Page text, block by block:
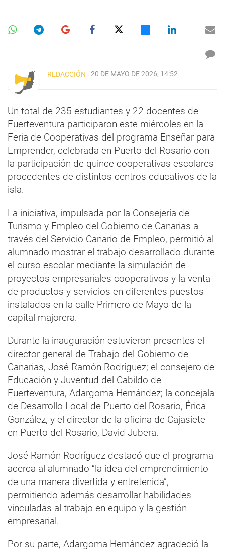
REDACCIÓN 20 DE MAYO DE 2026, 14:52
Un total de 235 estudiantes y 22 docentes de
Fuerteventura participaron este miércoles en la
Feria de Cooperativas del programa Enseñar para
Emprender, celebrada en Puerto del Rosario con
la participación de quince cooperativas escolares
procedentes de distintos centros educativos de la
isla.
La iniciativa, impulsada por la Consejería de
Turismo y Empleo del Gobierno de Canarias a
través del Servicio Canario de Empleo, permitió al
alumnado mostrar el trabajo desarrollado durante
el curso escolar mediante la simulación de
proyectos empresariales cooperativos y la venta
de productos y servicios en diferentes puestos
instalados en la calle Primero de Mayo de la
capital majorera.
Durante la inauguración estuvieron presentes el
director general de Trabajo del Gobierno de
Canarias, José Ramón Rodríguez; el consejero de
Educación y Juventud del Cabildo de
Fuerteventura, Adargoma Hernández; la concejala
de Desarrollo Local de Puerto del Rosario, Érica
González, y el director de la oficina de Cajasiete
en Puerto del Rosario, David Jubera.
José Ramón Rodríguez destacó que el programa
acerca al alumnado “la idea del emprendimiento
de una manera divertida y entretenida”,
permitiendo además desarrollar habilidades
vinculadas al trabajo en equipo y la gestión
empresarial.
Por su parte, Adargoma Hernández agradeció la